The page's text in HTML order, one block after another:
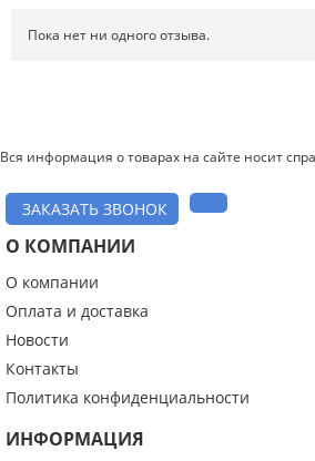
Введите код с картинки:
Я даю согласие на обработку моих
Пока нет ни одного отзыва.
Вся информация о товарах на сайте носит
ЗАКАЗАТЬ ЗВОНОК
О КОМПАНИИ
О компании
Оплата и доставка
Новости
Контакты
Политика конфиденциальности
ИНФОРМАЦИЯ